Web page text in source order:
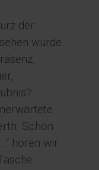
der
würde.
Schön
hören wir